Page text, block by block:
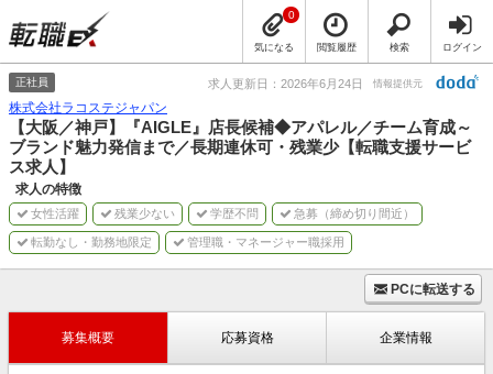
気になる
0
閲覧履歴 検索 ログイン
正社員 求人更新日：2026年6月24日 情報提供元
株式会社ラコステジャパン
【大阪／神戸】『AIGLE』店長候補◆アパレル／チーム育成～
ブランド魅力発信まで／長期連休可・残業少【転職支援サービ
ス求人】
求人の特徴
女性活躍 残業少ない 学歴不問 急募（締め切り間近）
転勤なし・勤務地限定 管理職・マネージャー職採用
PCに転送する
募集概要 応募資格 企業情報